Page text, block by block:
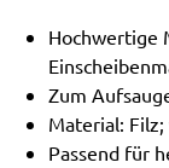
Hochwertige
Zum
Material:
Passend für